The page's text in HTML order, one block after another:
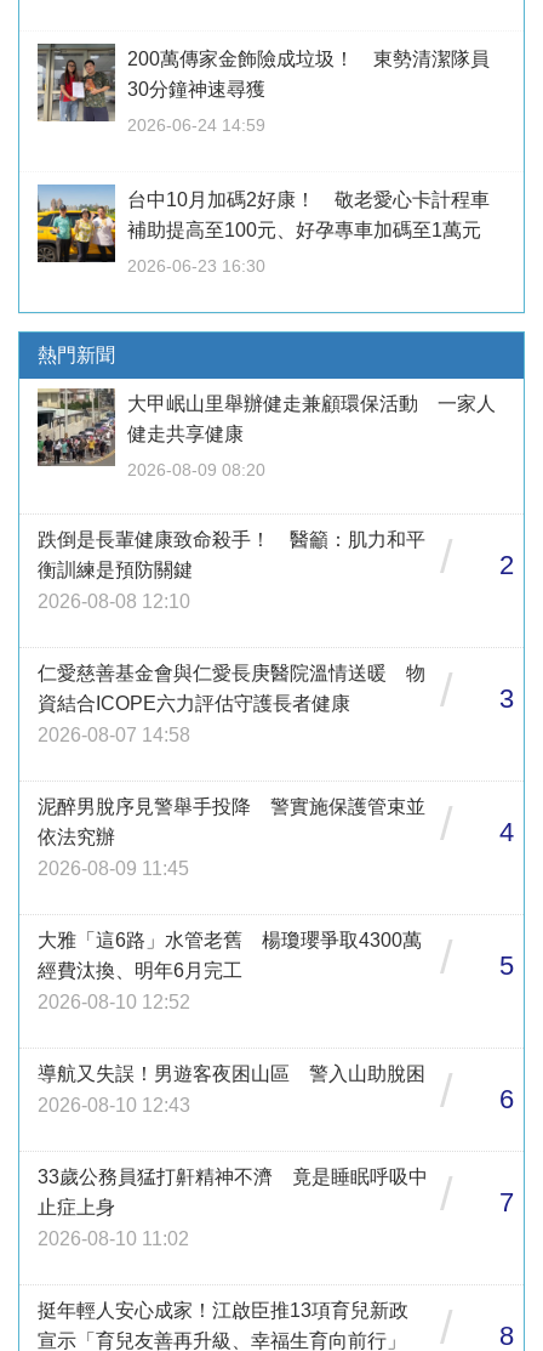
200萬傳家金飾險成垃圾！ 東勢清潔隊員
30分鐘神速尋獲
2026-06-24 14:59
台中10月加碼2好康！ 敬老愛心卡計程車
補助提高至100元、好孕專車加碼至1萬元
2026-06-23 16:30
熱門新聞
大甲岷山里舉辦健走兼顧環保活動 一家人
健走共享健康
2026-08-09 08:20
跌倒是長輩健康致命殺手！ 醫籲：肌力和平
衡訓練是預防關鍵
2026-08-08 12:10
/ 2
仁愛慈善基金會與仁愛長庚醫院溫情送暖 物
資結合ICOPE六力評估守護長者健康
2026-08-07 14:58
/ 3
泥醉男脫序見警舉手投降 警實施保護管束並
依法究辦
2026-08-09 11:45
/ 4
大雅「這6路」水管老舊 楊瓊瓔爭取4300萬
經費汰換、明年6月完工
2026-08-10 12:52
/ 5
導航又失誤！男遊客夜困山區 警入山助脫困
2026-08-10 12:43
/ 6
33歲公務員猛打鼾精神不濟 竟是睡眠呼吸中
止症上身
2026-08-10 11:02
/ 7
挺年輕人安心成家！江啟臣推13項育兒新政
宣示「育兒友善再升級、幸福生育向前行」
/ 8